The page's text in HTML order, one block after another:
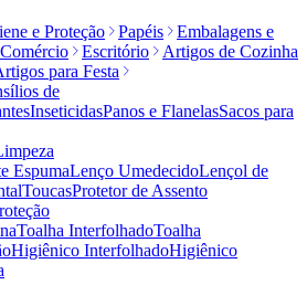
e Proteção Papéis
Embalagens e
Escritório
Artigos de Cozinha
para Festa
de
InseticidasPanos e FlanelasSacos para
EspumaLenço UmedecidoLençol de
ToucasProtetor de Assento
Toalha InterfolhadoToalha
Higiênico InterfolhadoHigiênico